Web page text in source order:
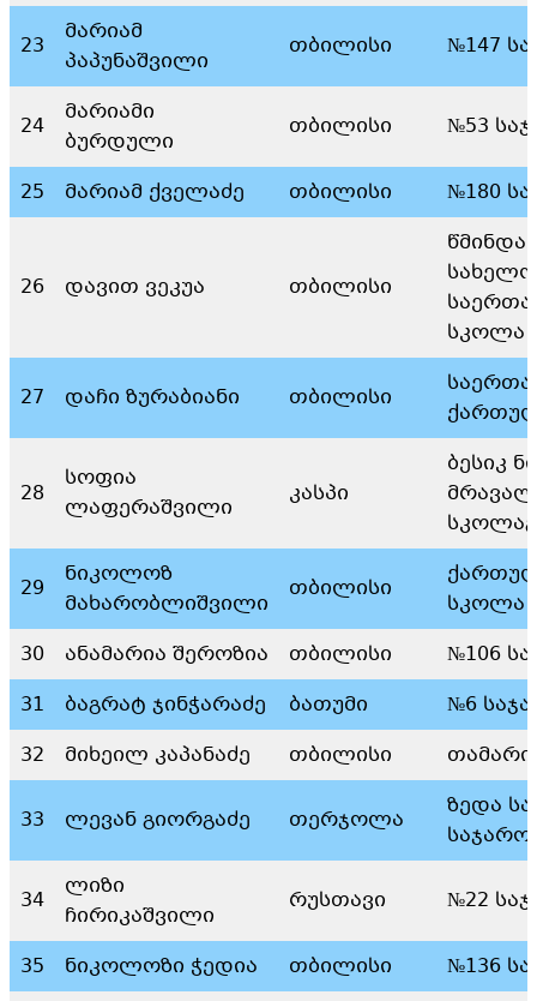
23
მარიამ
პაპუნაშვილი
თბილისი №147
24
მარიამი
ბურდული
თბილისი №53
25 მარიამ ქველაძე თბილისი №180
26 დავით ვეკუა თბილისი
წმინდა
სკოლა
27 დაჩი ზურაბიანი თბილისი
28
სოფია
ლაფერაშვილი
კასპი
ბესიკ
29
ნიკოლოზ
მახარობლიშვილი
თბილისი
სკოლა
30
ანამარია შეროზია თბილისი
№106
31
ბაგრატ ჯინჭარაძე ბათუმი
№6
32
მიხეილ კაპანაძე თბილისი
33 ლევან გიორგაძე თერჯოლა
ზედა
საჯარო
34
ლიზი
ჩირიკაშვილი
რუსთავი №22
35 ნიკოლოზი ჭედია თბილისი №136